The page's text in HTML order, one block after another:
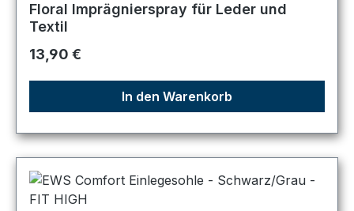
Floral Imprägnierspray für Leder und
Textil
Regulärer Preis:
13,90 €
In den Warenkorb